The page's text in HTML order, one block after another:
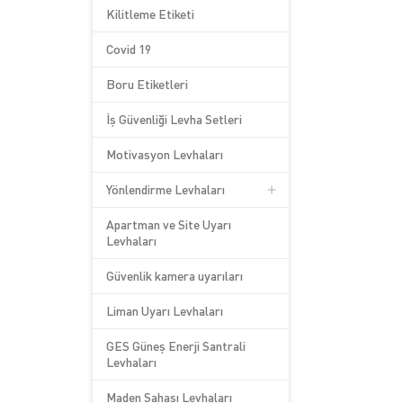
Kilitleme Etiketi
Covid 19
Boru Etiketleri
İş Güvenliği Levha Setleri
Motivasyon Levhaları
Yönlendirme Levhaları
Apartman ve Site Uyarı
Levhaları
Güvenlik kamera uyarıları
Liman Uyarı Levhaları
GES Güneş Enerji Santrali
Levhaları
Maden Sahası Levhaları